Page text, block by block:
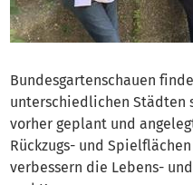
Bundesgartenschauen
unterschiedlichen Städten
vorher geplant und
Rückzugs- und
verbessern die Lebens-